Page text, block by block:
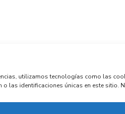
utilizamos tecnologías como las
las identificaciones únicas en este sitio.